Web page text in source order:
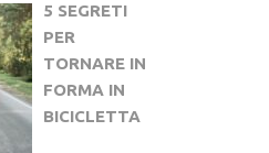
5 SEGRETI
PER
TORNARE IN
FORMA IN
BICICLETTA